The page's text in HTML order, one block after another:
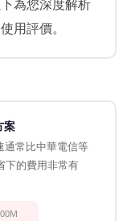
為您深度解析
用評價。
案
通常比中華電信等
下的費用非常有